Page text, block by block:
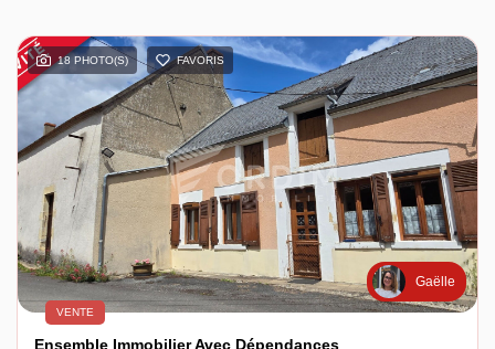
18 PHOTO(S) FAVORIS
Gaëlle
VENTE
Ensemble Immobilier Avec Dépendances